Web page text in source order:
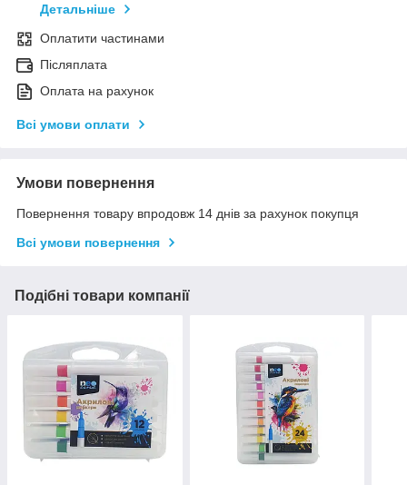
Детальніше
Оплатити частинами
Післяплата
Оплата на рахунок
Всі умови оплати
Умови повернення
Повернення товару впродовж 14 днів за рахунок покупця
Всі умови повернення
Подібні товари компанії